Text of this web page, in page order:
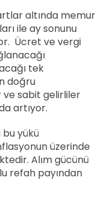
altında memur
ile ay sonunu
Ücret ve vergi
tek
doğru
ve sabit gelirliler
artıyor.
yükü
üzerinde
Alım gücünü
refah payından